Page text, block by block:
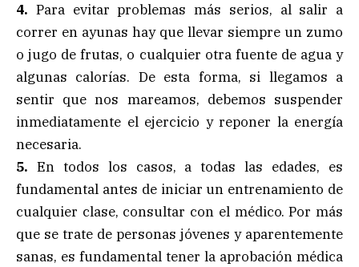
4. Para evitar problemas más serios, al salir a
correr en ayunas hay que llevar siempre un zumo
o jugo de frutas, o cualquier otra fuente de agua y
algunas calorías. De esta forma, si llegamos a
sentir que nos mareamos, debemos suspender
inmediatamente el ejercicio y reponer la energía
necesaria.
5. En todos los casos, a todas las edades, es
fundamental antes de iniciar un entrenamiento de
cualquier clase, consultar con el médico. Por más
que se trate de personas jóvenes y aparentemente
sanas, es fundamental tener la aprobación médica